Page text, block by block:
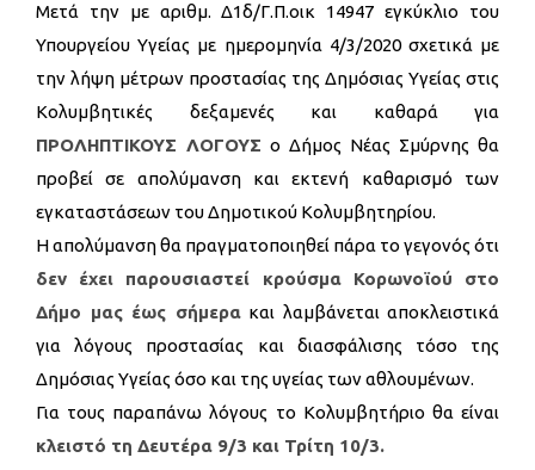
Μετά την με αριθμ. Δ1δ/Γ.Π.οικ 14947 εγκύκλιο του
Υπουργείου Υγείας με ημερομηνία 4/3/2020 σχετικά με
την λήψη μέτρων προστασίας της Δημόσιας Υγείας στις
Κολυμβητικές δεξαμενές και καθαρά για
ΠΡΟΛΗΠΤΙΚΟΥΣ ΛΟΓΟΥΣ ο Δήμος Νέας Σμύρνης θα
προβεί σε απολύμανση και εκτενή καθαρισμό των
εγκαταστάσεων του Δημοτικού Κολυμβητηρίου.
Η απολύμανση θα πραγματοποιηθεί πάρα το γεγονός ότι
δεν έχει παρουσιαστεί κρούσμα Κορωνοϊού στο
Δήμο μας έως σήμερακαι λαμβάνεται αποκλειστικά
για λόγους προστασίας και διασφάλισης τόσο της
Δημόσιας Υγείας όσο και της υγείας των αθλουμένων.
Για τους παραπάνω λόγους το Κολυμβητήριο θα είναι
κλειστό τη Δευτέρα 9/3 και Τρίτη 10/3.